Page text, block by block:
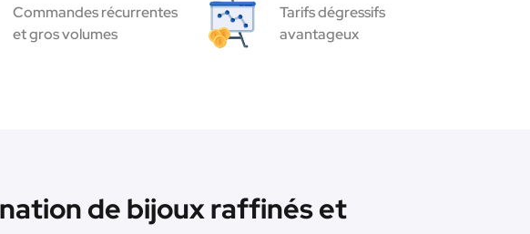
Commandes récurrentes
et gros volumes
Tarifs dégressifs
avantageux
de bijoux raffinés et